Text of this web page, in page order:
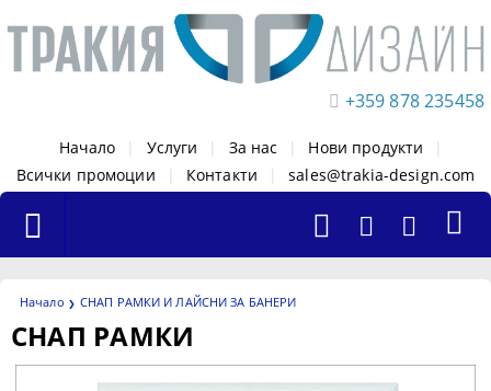
+359 878 235458
Начало Услуги За нас Нови продукти
Всички промоции
Контакти sales@trakia-design.com
Начало СНАП РАМКИ И ЛАЙСНИ ЗА БАНЕРИ
СНАП РАМКИ